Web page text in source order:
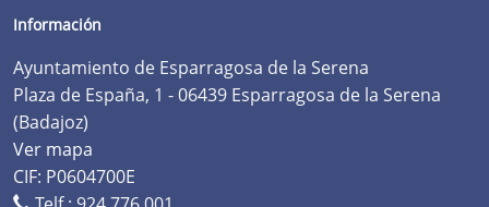
Información
Ayuntamiento de Esparragosa de la Serena
Plaza de España, 1 - 06439 Esparragosa de la Serena
(Badajoz)
Ver mapa
CIF: P0604700E